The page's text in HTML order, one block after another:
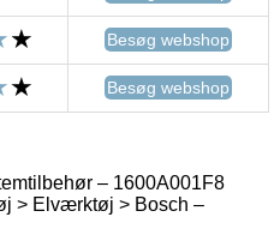
Besøg webshop
Besøg webshop
– 1600A001F8
> Elværktøj > Bosch –